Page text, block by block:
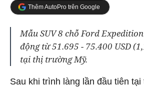
Thêm AutoPro trên Google
Mẫu SUV 8 chỗ Ford
động từ 51.695 - 75.400 USD
tại thị trường Mỹ.
Sau khi trình làng lần đầu tiên